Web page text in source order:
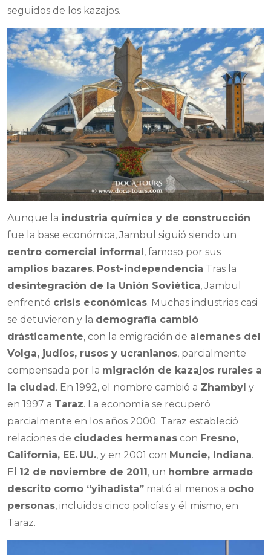
seguidos de los kazajos.
Aunque la industria química y de construcción
fue la base económica, Jambul siguió siendo un
centro comercial informal , famoso por sus
amplios bazares. Post-independencia Tras la
desintegración de la Unión Soviética, Jambul
enfrentó crisis económicas. Muchas industrias casi
se detuvieron y la demografía cambió
drásticamente, con la emigración de alemanes del
Volga, judíos, rusos y ucranianos, parcialmente
compensada por la migración de kazajos rurales a
la ciudad . En 1992, el nombre cambió a Zhambyl y
en 1997 a Taraz. La economía se recuperó
parcialmente en los años 2000. Taraz estableció
relaciones de ciudades hermanas con Fresno,
California, EE. UU., y en 2001 con Muncie, Indiana.
El 12 de noviembre de 2011 , un hombre armado
descrito como “yihadista” mató al menos a ocho
personas, incluidos cinco policías y él mismo, en
Taraz.